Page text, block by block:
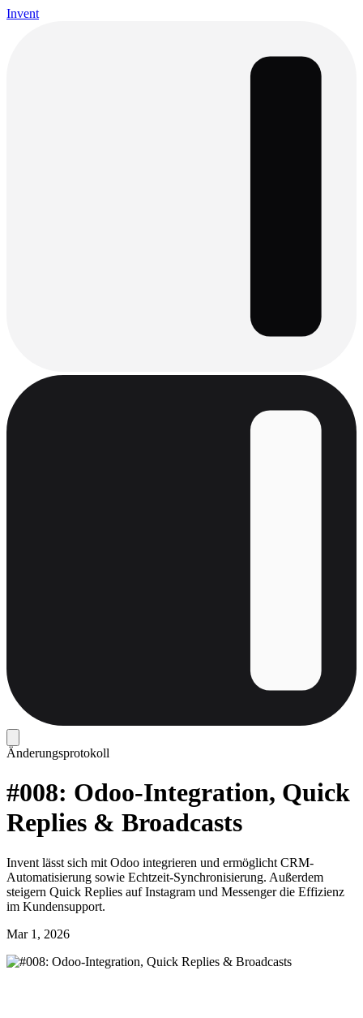
Invent
Änderungsprotokoll
#008: Odoo-Integration, Quick
Replies & Broadcasts
Invent lässt sich mit Odoo integrieren und ermöglicht CRM-
Automatisierung sowie Echtzeit-Synchronisierung. Außerdem
steigern Quick Replies auf Instagram und Messenger die Effizienz
im Kundensupport.
Mar 1, 2026